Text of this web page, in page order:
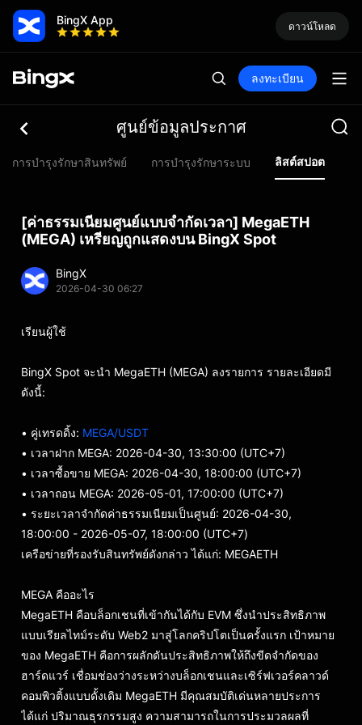
BingX App ดาวน์โหลด
ลงทะเบียน
ศูนย์ข้อมูลประกาศ
การบำรุงรักษาสินทรัพย์ การบำรุงรักษาระบบ ลิสต์สปอต
[ค่าธรรมเนียมศูนย์แบบจำกัดเวลา] MegaETH
(MEGA) เหรียญถูกแสดงบน BingX Spot
BingX
2026-04-30 06:27
เรียนผู้ใช้
BingX Spot จะนำ MegaETH (MEGA) ลงรายการ รายละเอียดมี
ดังนี้:
• คู่เทรดดิ้ง: MEGA/USDT
• เวลาฝาก MEGA: 2026-04-30, 13:30:00 (UTC+7)
• เวลาซื้อขาย MEGA: 2026-04-30, 18:00:00 (UTC+7)
• เวลาถอน MEGA: 2026-05-01, 17:00:00 (UTC+7)
• ระยะเวลาจำกัดค่าธรรมเนียมเป็นศูนย์: 2026-04-30,
18:00:00 - 2026-05-07, 18:00:00 (UTC+7)
เครือข่ายที่รองรับสินทรัพย์ดังกล่าว ได้แก่: MEGAETH
MEGA คืออะไร
MegaETH คือบล็อกเชนที่เข้ากันได้กับ EVM ซึ่งนำประสิทธิภาพ
แบบเรียลไทม์ระดับ Web2 มาสู่โลกคริปโตเป็นครั้งแรก เป้าหมาย
ของ MegaETH คือการผลักดันประสิทธิภาพให้ถึงขีดจำกัดของ
ฮาร์ดแวร์ เชื่อมช่องว่างระหว่างบล็อกเชนและเซิร์ฟเวอร์คลาวด์
คอมพิวติ้งแบบดั้งเดิม MegaETH มีคุณสมบัติเด่นหลายประการ
ได้แก่ ปริมาณธุรกรรมสูง ความสามารถในการประมวลผลที่